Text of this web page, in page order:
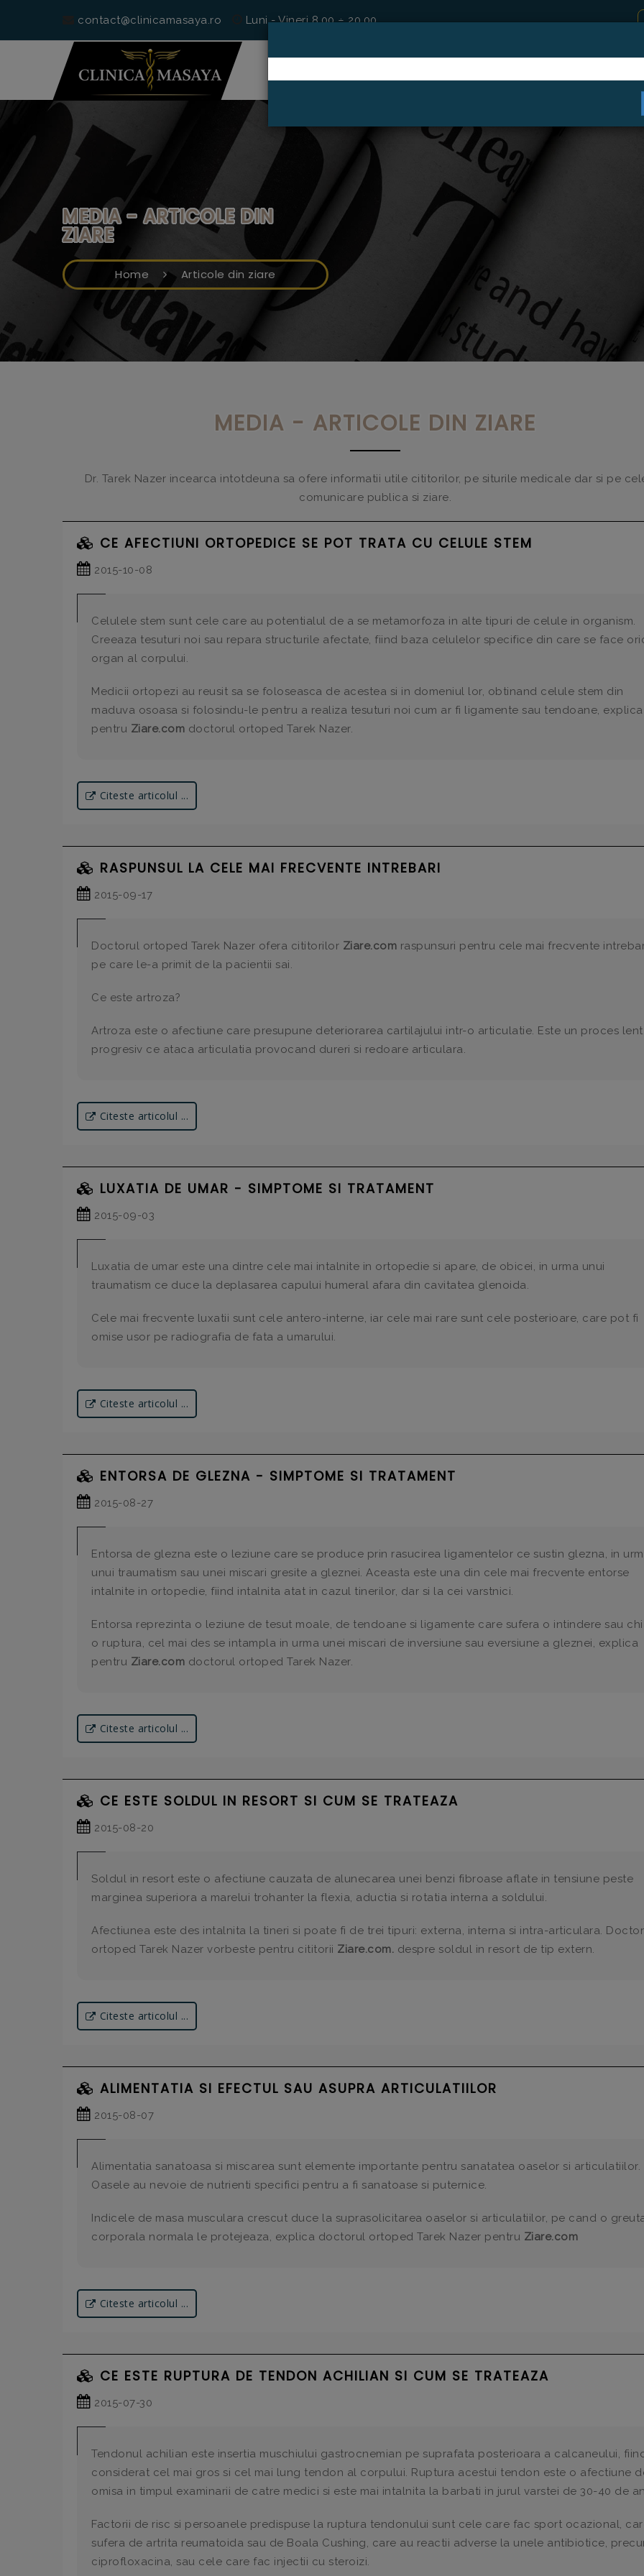
contact@clinicamasaya.ro Luni - Vineri 8.00 ÷ 20.00
MEDIA - ARTICOLE DIN
ZIARE
Home Articole din ziare
MEDIA - ARTICOLE DIN ZIARE
Dr. Tarek Nazer incearca intotdeuna sa ofere informatii utile cititorilor, pe siturile medicale dar si pe
comunicare publica si ziare.
CE AFECTIUNI ORTOPEDICE SE POT TRATA CU CELULE STEM
2015-10-08
Celulele stem sunt cele care au potentialul de a se metamorfoza in alte tipuri de celule in organism.
Creeaza tesuturi noi sau repara structurile afectate, fiind baza celulelor specifice din care se face
organ al corpului.
Medicii ortopezi au reusit sa se foloseasca de acestea si in domeniul lor, obtinand celule stem din
maduva osoasa si folosindu-le pentru a realiza tesuturi noi cum ar fi ligamente sau tendoane, explica
pentru Ziare.com doctorul ortoped Tarek Nazer.
Citeste articolul ...
RASPUNSUL LA CELE MAI FRECVENTE INTREBARI
2015-09-17
Doctorul ortoped Tarek Nazer ofera cititorilor Ziare.com raspunsuri pentru cele mai frecvente
pe care le-a primit de la pacientii sai.
Ce este artroza?
Artroza este o afectiune care presupune deteriorarea cartilajului intr-o articulatie. Este un proces
progresiv ce ataca articulatia provocand dureri si redoare articulara.
Citeste articolul ...
LUXATIA DE UMAR - SIMPTOME SI TRATAMENT
2015-09-03
Luxatia de umar este una dintre cele mai intalnite in ortopedie si apare, de obicei, in urma unui
traumatism ce duce la deplasarea capului humeral afara din cavitatea glenoida.
Cele mai frecvente luxatii sunt cele antero-interne, iar cele mai rare sunt cele posterioare, care pot fi
omise usor pe radiografia de fata a umarului.
Citeste articolul ...
ENTORSA DE GLEZNA - SIMPTOME SI TRATAMENT
2015-08-27
Entorsa de glezna este o leziune care se produce prin rasucirea ligamentelor ce sustin glezna, in
unui traumatism sau unei miscari gresite a gleznei. Aceasta este una din cele mai frecvente entorse
intalnite in ortopedie, fiind intalnita atat in cazul tinerilor, dar si la cei varstnici.
Entorsa reprezinta o leziune de tesut moale, de tendoane si ligamente care sufera o intindere sau
o ruptura, cel mai des se intampla in urma unei miscari de inversiune sau eversiune a gleznei, explica
pentru Ziare.com doctorul ortoped Tarek Nazer.
Citeste articolul ...
CE ESTE SOLDUL IN RESORT SI CUM SE TRATEAZA
2015-08-20
Soldul in resort este o afectiune cauzata de alunecarea unei benzi fibroase aflate in tensiune peste
marginea superiora a marelui trohanter la flexia, aductia si rotatia interna a soldului.
Afectiunea este des intalnita la tineri si poate fi de trei tipuri: externa, interna si intra-articulara.
ortoped Tarek Nazer vorbeste pentru cititorii Ziare.com. despre soldul in resort de tip extern.
Citeste articolul ...
ALIMENTATIA SI EFECTUL SAU ASUPRA ARTICULATIILOR
2015-08-07
Alimentatia sanatoasa si miscarea sunt elemente importante pentru sanatatea oaselor si articulatiilor.
Oasele au nevoie de nutrienti specifici pentru a fi sanatoase si puternice.
Indicele de masa musculara crescut duce la suprasolicitarea oaselor si articulatiilor, pe cand o
corporala normala le protejeaza, explica doctorul ortoped Tarek Nazer pentru Ziare.com
Citeste articolul ...
CE ESTE RUPTURA DE TENDON ACHILIAN SI CUM SE TRATEAZA
2015-07-30
Tendonul achilian este insertia muschiului gastrocnemian pe suprafata posterioara a calcaneului,
considerat cel mai gros si cel mai lung tendon al corpului. Ruptura acestui tendon este o afectiune
omisa in timpul examinarii de catre medici si este mai intalnita la barbati in jurul varstei de 30-40 de
Factorii de risc si persoanele predispuse la ruptura tendonului sunt cele care fac sport ocazional,
sufera de artrita reumatoida sau de Boala Cushing, care au reactii adverse la unele antibiotice,
ciprofloxacina, sau cele care fac injectii cu steroizi.